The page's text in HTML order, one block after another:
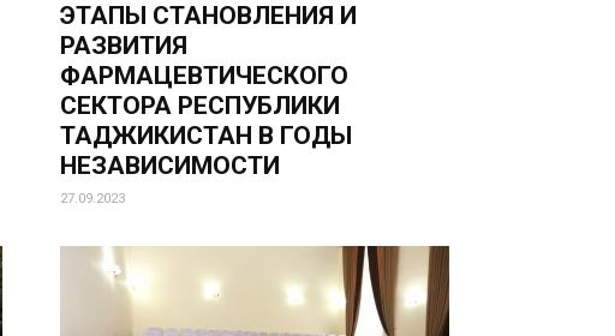
ЭТАПЫ СТАНОВЛЕНИЯ И
РАЗВИТИЯ
ФАРМАЦЕВТИЧЕСКОГО
СЕКТОРА РЕСПУБЛИКИ
ТАДЖИКИСТАН В ГОДЫ
НЕЗАВИСИМОСТИ
27.09.2023